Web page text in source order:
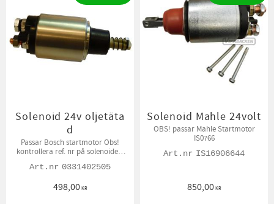
Solenoid 24v oljetäta
d
Passar Bosch startmotor Obs!
kontrollera ref. nr på solenoiden,
0331402505
498,00KR
Solenoid Mahle 24volt
OBS! passar Mahle Startmotor
IS0766
IS16906644
850,00KR